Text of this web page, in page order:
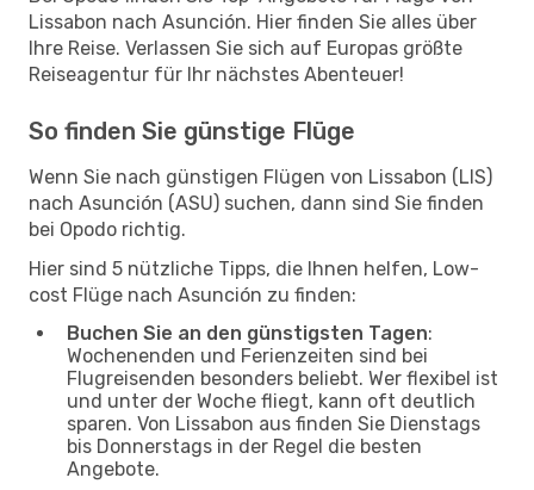
Lissabon nach Asunción. Hier finden Sie alles über
Ihre Reise. Verlassen Sie sich auf Europas größte
Reiseagentur für Ihr nächstes Abenteuer!
So finden Sie günstige Flüge
Wenn Sie nach günstigen Flügen von Lissabon (LIS)
nach Asunción (ASU) suchen, dann sind Sie finden
bei Opodo richtig.
Hier sind 5 nützliche Tipps, die Ihnen helfen, Low-
cost Flüge nach Asunción zu finden:
Buchen Sie an den günstigsten Tagen:
Wochenenden und Ferienzeiten sind bei
Flugreisenden besonders beliebt. Wer flexibel ist
und unter der Woche fliegt, kann oft deutlich
sparen. Von Lissabon aus finden Sie Dienstags
bis Donnerstags in der Regel die besten
Angebote.